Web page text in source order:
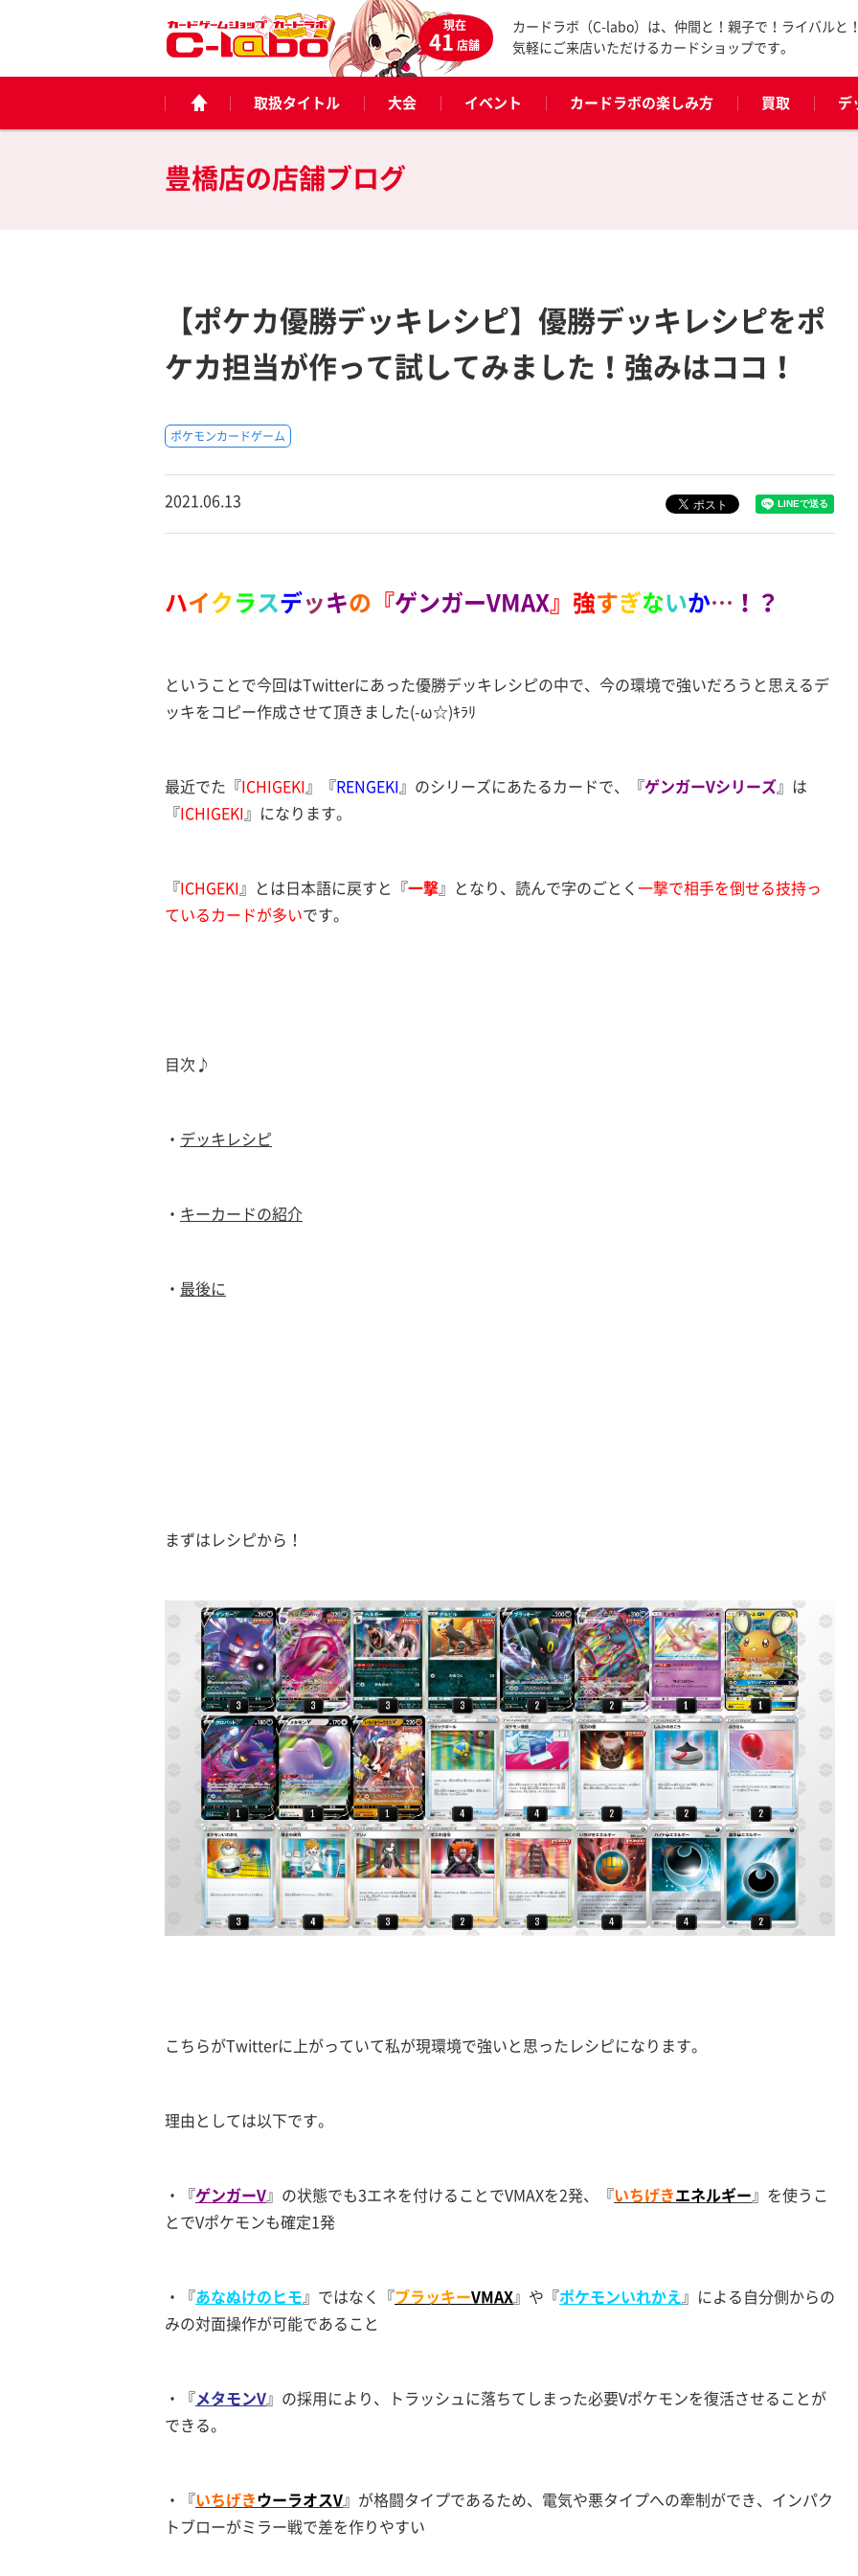
現在
41店舗
カードラボ（C-labo）は、仲間と！親子で！ライバルと
気軽にご来店いただけるカードショップです。
取扱タイトル 大会 イベント カードラボの楽しみ方 買取 デ
豊橋店の店舗ブログ
【ポケカ優勝デッキレシピ】優勝デッキレシピをポ
ケカ担当が作って試してみました！強みはココ！
ポケモンカードゲーム
2021.06.13
ハイクラスデッキの 『ゲンガーVMAX』強すぎないか… ！？
ということで今回はTwitterにあった優勝デッキレシピの中で、今の環境で強いだろうと思えるデ
ッキをコピー作成させて頂きました(-ω☆)ｷﾗﾘ
最近でた『ICHIGEKI』『RENGEKI』のシリーズにあたるカードで、『ゲンガーVシリーズ』は
『ICHIGEKI』になります。
『ICHGEKI』とは日本語に戻すと『一撃』となり、読んで字のごとく 一撃で相手を倒せる技持っ
ているカードが多いです。
目次♪
・ デッキレシピ
・ キーカードの紹介
・ 最後に
まずはレシピから！
こちらがTwitterに上がっていて私が現環境で強いと思ったレシピになります。
理由としては以下です。
・『ゲンガーV』の状態でも3エネを付けることでVMAXを2発、『いちげきエネルギー』を使うこ
とでVポケモンも確定1発
・『あなぬけのヒモ』ではなく『ブラッキーVMAX』や『ポケモンいれかえ』による自分側からの
みの対面操作が可能であること
・『メタモンV』の採用により、トラッシュに落ちてしまった必要Vポケモンを復活させることが
できる。
・『いちげきウーラオスV』が格闘タイプであるため、電気や悪タイプへの牽制ができ、インパク
トブローがミラー戦で差を作りやすい